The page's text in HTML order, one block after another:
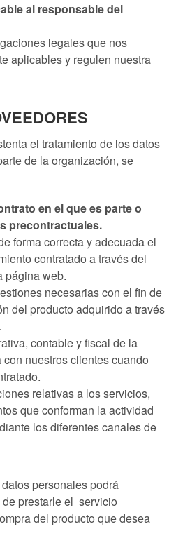
al responsable del
legales que nos
aplicables y regulen nuestra
el tratamiento de los datos
de la organización, se
en el que es parte o
precontractuales.
forma correcta y adecuada el
contratado a través del
página web.
necesarias con el fin de
del producto adquirido a través
contable y fiscal de la
nuestros clientes cuando
relativas a los servicios,
que conforman la actividad
los diferentes canales de
personales podrá
prestarle el servicio
del producto que desea